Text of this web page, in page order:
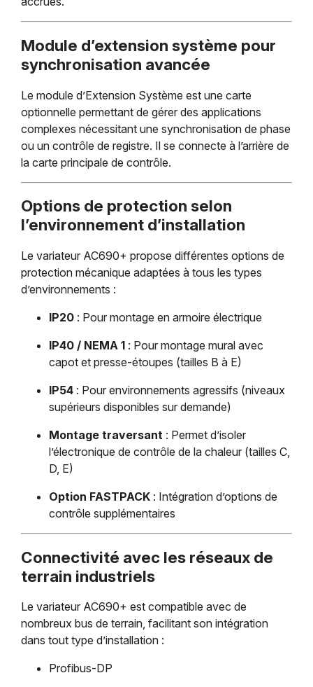
Module d’extension système pour
synchronisation avancée
Le module d’Extension Système est une carte
optionnelle permettant de gérer des applications
complexes nécessitant une synchronisation de phase
ou un contrôle de registre. Il se connecte à l’arrière de
la carte principale de contrôle.
Options de protection selon
l’environnement d’installation
Le variateur AC690+ propose différentes options de
protection mécanique adaptées à tous les types
d’environnements :
IP20 : Pour montage en armoire électrique
IP40 / NEMA 1 : Pour montage mural avec
capot et presse-étoupes (tailles B à E)
IP54 : Pour environnements agressifs (niveaux
supérieurs disponibles sur demande)
Montage traversant : Permet d’isoler
l’électronique de contrôle de la chaleur (tailles C,
D, E)
Option FASTPACK : Intégration d’options de
contrôle supplémentaires
Connectivité avec les réseaux de
terrain industriels
Le variateur AC690+ est compatible avec de
nombreux bus de terrain, facilitant son intégration
dans tout type d’installation :
Profibus-DP